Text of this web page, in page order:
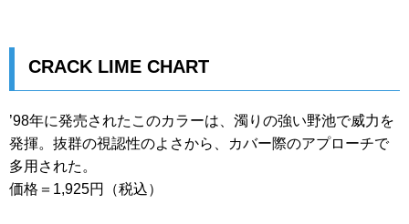
CRACK LIME CHART
’98年に発売されたこのカラーは、濁りの強い野池で威力を
発揮。抜群の視認性のよさから、カバー際のアプローチで
多用された。
価格＝1,925円（税込）